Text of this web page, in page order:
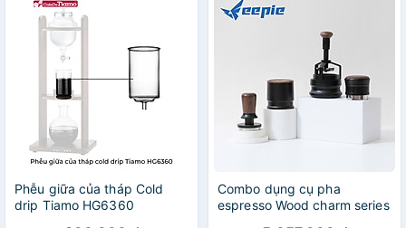
Phễu giữa của tháp Cold
drip Tiamo HG6360
Combo dụng cụ pha
espresso Wood charm series